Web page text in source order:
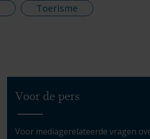
Toerisme
Voor de pers
Voor mediagerelateerde vragen